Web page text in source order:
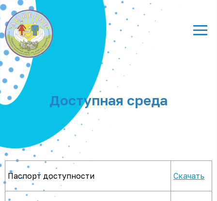
Доступная среда
Паспорт доступности Скачать